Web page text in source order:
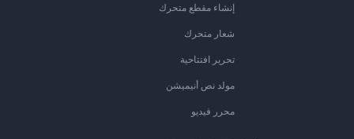
إنشاء مقطع متحرك
شعار متحرك
تحرير افتتاحية
مولد نص أنيميشن
محرر فيديو